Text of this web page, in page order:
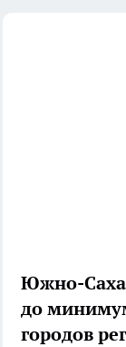
Южно-
до
городов